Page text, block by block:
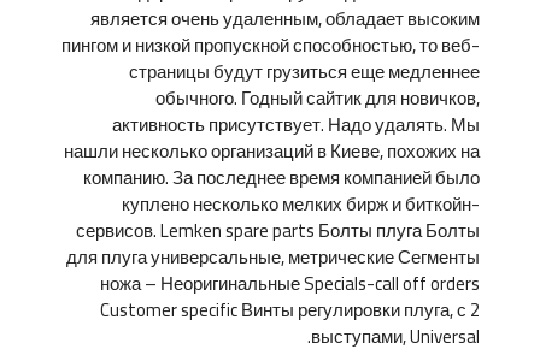
является очень удаленным, обладает высоким
пингом и низкой пропускной способностью, то веб-
страницы будут грузиться еще медленнее
обычного. Годный сайтик для новичков,
активность присутствует. Надо удалять. Мы
нашли несколько организаций в Киеве, похожих на
компанию. За последнее время компанией было
куплено несколько мелких бирж и биткойн-
сервисов. Lemken spare parts Болты плуга Болты
для плуга универсальные, метрические Сегменты
ножа – Неоригинальные Specials-call off orders
Customer specific Винты регулировки плуга, с 2
выступами, Universal.